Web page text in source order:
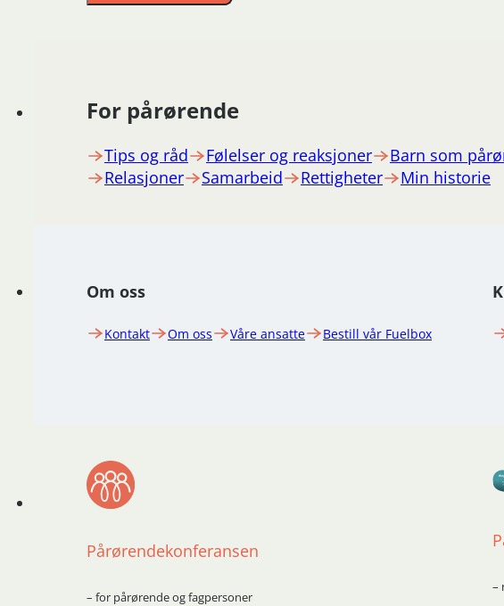
For pårørende
Tips og råd Følelser og reaksjoner Barn som
Relasjoner
Samarbeid Rettigheter Min historie
Om oss
Kontakt Om oss Våre ansatte Bestill vår Fuelbox
Pårørendekonferansen
– for pårørende og fagpersoner
–